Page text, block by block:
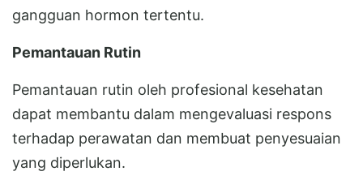
gangguan hormon tertentu.
Pemantauan Rutin
Pemantauan rutin oleh profesional kesehatan
dapat membantu dalam mengevaluasi respons
terhadap perawatan dan membuat penyesuaian
yang diperlukan.